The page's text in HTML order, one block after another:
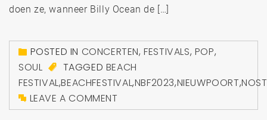
doen ze, wanneer Billy Ocean de […]
POSTED IN CONCERTEN,FESTIVALS, POP,
SOUL
TAGGED BEACH
FESTIVAL,BEACHFESTIVAL,NBF2023,NIEUWPOORT,
LEAVE A COMMENT